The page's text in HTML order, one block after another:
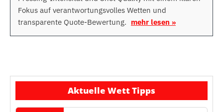
Fokus auf verantwortungsvolles Wetten und
transparente Quote-Bewertung. mehr lesen »
Aktuelle Wett Tipps